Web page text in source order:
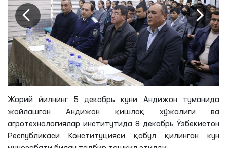
Жорий йилнинг 5 декабрь куни Андижон туманида
жойлашган Андижон қишлоқ хўжалиги ва
агротехнологиялар институтида 8 декабрь Ўзбекистон
Республикаси Конституцияси қабул қилинган кун